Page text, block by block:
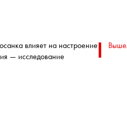
влияет на настроение
— исследование